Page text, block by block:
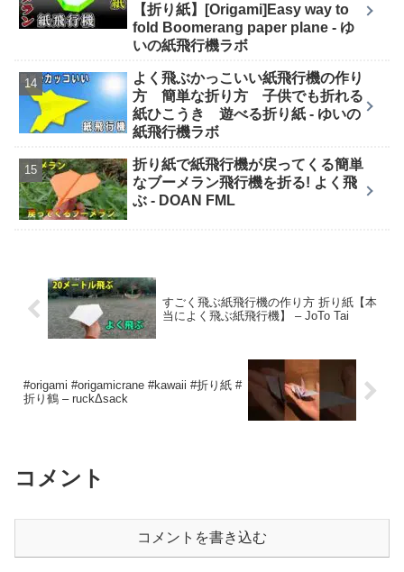
【折り紙】[Origami]Easy way to
fold Boomerang paper plane - ゆ
いの紙飛行機ラボ
よく飛ぶかっこいい紙飛行機の作り
方 簡単な折り方 子供でも折れる
紙ひこうき 遊べる折り紙 - ゆいの
紙飛行機ラボ
折り紙で紙飛行機が戻ってくる簡単
なブーメラン飛行機を折る! よく飛
ぶ - DOAN FML
すごく飛ぶ紙飛行機の作り方 折り紙【本
当によく飛ぶ紙飛行機】 – JoTo Tai
#origami #origamicrane #kawaii #折り紙 #
折り鶴 – ruckΔsack
コメント
コメントを書き込む